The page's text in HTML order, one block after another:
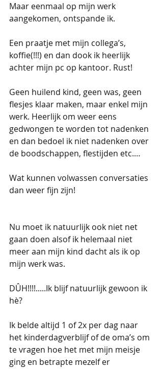
Maar eenmaal op mijn werk
aangekomen, ontspande ik.
Een praatje met mijn collega’s,
koffie(!!!) en dan dook ik heerlijk
achter mijn pc op kantoor. Rust!
Geen huilend kind, geen was, geen
flesjes klaar maken, maar enkel mijn
werk. Heerlijk om weer eens
gedwongen te worden tot nadenken
en dan bedoel ik niet nadenken over
de boodschappen, flestijden etc.…
Wat kunnen volwassen conversaties
dan weer fijn zijn!
Nu moet ik natuurlijk ook niet net
gaan doen alsof ik helemaal niet
meer aan mijn kind dacht als ik op
mijn werk was.
DÛH!!!!.....Ik blijf natuurlijk gewoon ik
hè?
Ik belde altijd 1 of 2x per dag naar
het kinderdagverblijf of de oma’s om
te vragen hoe het met mijn meisje
ging en betrapte mezelf er